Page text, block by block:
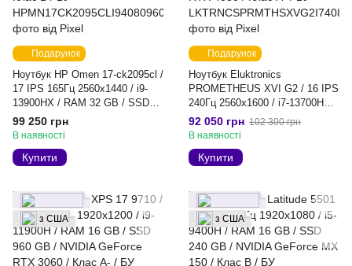
Подарунок
Ноутбук HP Omen 17-ck2095cl /
17 IPS 165Гц 2560x1440 / i9-
13900HX / RAM 32 GB / SSD
960 GB / NVIDIA GeForce RTX
4080 / Клас B / БУ
99 250 грн
В наявності
Купити
Подарунок
Ноутбук Eluktronics
PROMETHEUS XVI G2 / 16 IPS
240Гц 2560x1600 / i7-13700HX /
RAM 32 GB / SSD 2048 GB /
NVIDIA GeForce RTX 4080 /
92 050 грн 102 300 грн
В наявності
Купити
з США з США